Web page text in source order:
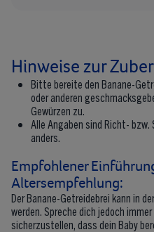
Hinweise zur
Bitte bereite den Banane-
oder anderen
Gewürzen zu.
Alle Angaben sind Richt-
anders.
Empfohlener
Altersempfehlung:
Der Banane-Getreidebrei kann in
werden. Spreche dich jedoch
sicherzustellen, dass dein Baby